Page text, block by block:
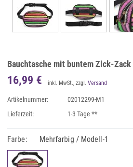
Bauchtasche mit buntem Zick-
16,99 € inkl. MwSt., zzgl. Versand
Artikelnummer:
02012299-M1
Lieferzeit:
1-3 Tage **
Farbe: Mehrfarbig / Modell-1